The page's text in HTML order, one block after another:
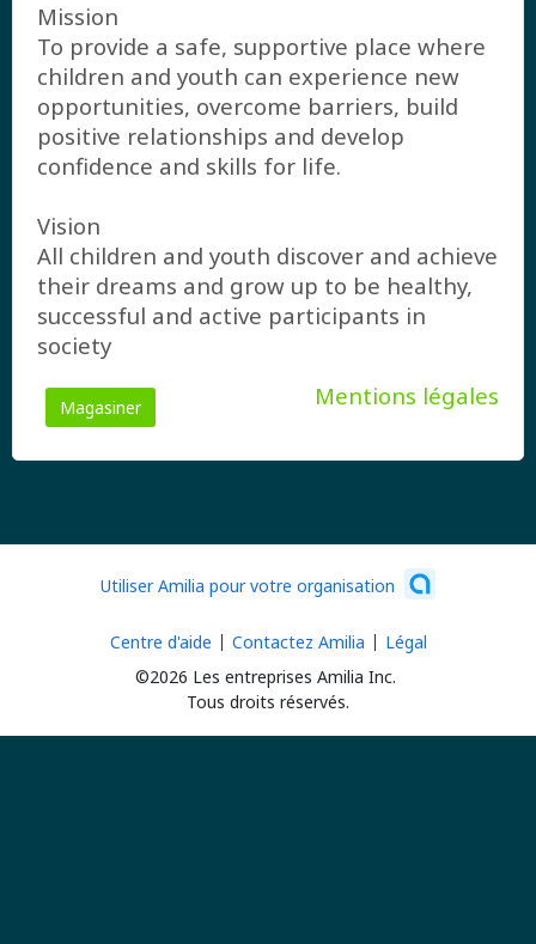
Mission
To provide a safe, supportive place where
children and youth can experience new
opportunities, overcome barriers, build
positive relationships and develop
confidence and skills for life.
Vision
All children and youth discover and achieve
their dreams and grow up to be healthy,
successful and active participants in
society
Magasiner Mentions légales
Utiliser Amilia pour votre organisation
©2026 Les entreprises Amilia Inc.
Tous droits réservés.
Centre d'aide Contactez Amilia Légal